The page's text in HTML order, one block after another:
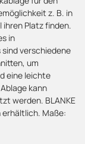
z. B. in
Platz finden.
in
verschiedene
um
eine leichte
kann
werden. BLANKE
erhältlich. Maße: